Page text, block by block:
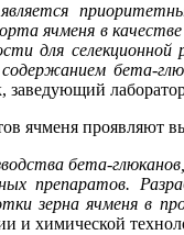
ячменя в
для селекционной
бета-
ячменя проявляют
бета-
препаратов.
зерна ячменя в
и химической